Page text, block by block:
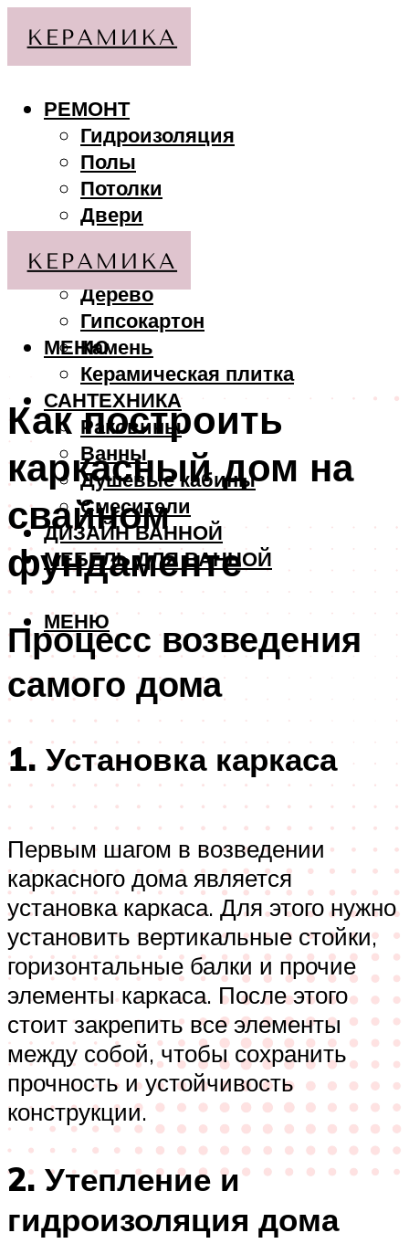
РЕМОНТ
Гидроизоляция
Полы
Потолки
Двери
МАТЕРИАЛЫ
Дерево
Гипсокартон
Камень
Керамическая плитка
САНТЕХНИКА
Раковины
Ванны
Душевые кабины
Смесители
ДИЗАЙН ВАННОЙ
МЕБЕЛЬ ДЛЯ ВАННОЙ
МЕНЮ
МЕНЮ
Как построить
каркасный дом на
свайном
фундаменте
Процесс возведения
самого дома
1. Установка каркаса
Первым шагом в возведении
каркасного дома является
установка каркаса. Для этого нужно
установить вертикальные стойки,
горизонтальные балки и прочие
элементы каркаса. После этого
стоит закрепить все элементы
между собой, чтобы сохранить
прочность и устойчивость
конструкции.
2. Утепление и
гидроизоляция дома